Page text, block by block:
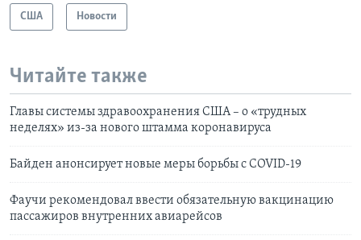
США Новости
Читайте также
Главы системы здравоохранения США – о «трудных
неделях» из-за нового штамма коронавируса
Байден анонсирует новые меры борьбы с COVID-19
Фаучи рекомендовал ввести обязательную вакцинацию
пассажиров внутренних авиарейсов